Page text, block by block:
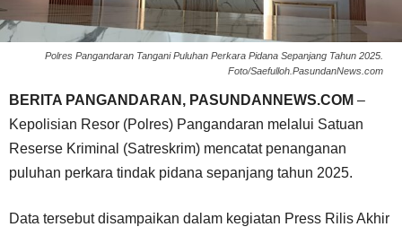
Polres Pangandaran Tangani Puluhan Perkara Pidana Sepanjang Tahun 2025.
Foto/Saefulloh.PasundanNews.com
BERITA PANGANDARAN, PASUNDANNEWS.COM –
Kepolisian Resor (Polres) Pangandaran melalui Satuan
Reserse Kriminal (Satreskrim) mencatat penanganan
puluhan perkara tindak pidana sepanjang tahun 2025.
Data tersebut disampaikan dalam kegiatan Press Rilis Akhir